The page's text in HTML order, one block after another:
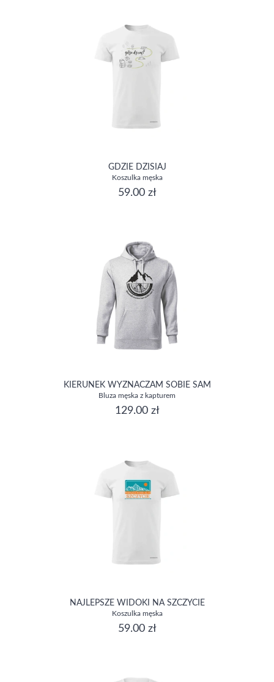
GDZIE DZISIAJ
Koszulka męska
59.00 zł
KIERUNEK WYZNACZAM SOBIE SAM
Bluza męska z kapturem
129.00 zł
NAJLEPSZE WIDOKI NA SZCZYCIE
Koszulka męska
59.00 zł